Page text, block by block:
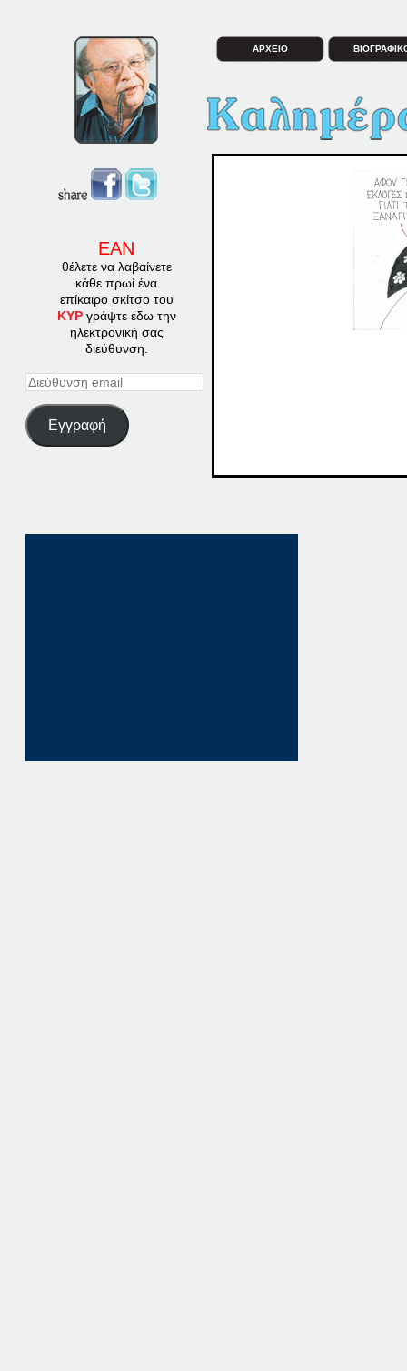
ΕΑΝ
θέλετε να λαβαίνετε
κάθε πρωί ένα
επίκαιρο σκίτσο του
ΚΥΡγράψτε έδω την
ηλεκτρονική σας
διεύθυνση.
Διεύθυνση
Εγγραφή
ΑΡΧΕΙΟ